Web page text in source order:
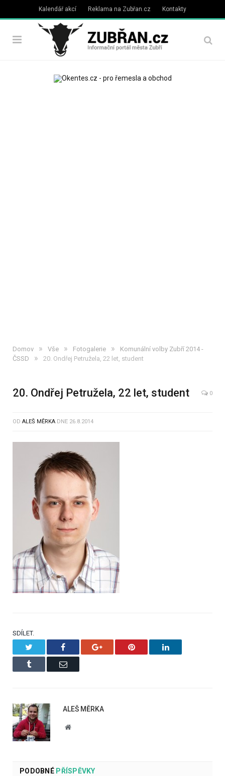
Kalendář akcí Reklama na Zubřan.cz Kontakty
Domov » Vše » Fotogalerie »
Komunální volby Zubří 2014 -
ČSSD
» 20. Ondřej Petružela, 22 let, student
20. Ondřej Petružela, 22 let, student
20. Ondřej Petružela, 22 let, student 0
OD ALEŠ MĚRKA DNE 26.8.2014
SDÍLET.
Facebook Google+ Pinterest LinkedIn
Tumblr Email
ALEŠ MĚRKA
Website
PODOBNÉPŘÍSPĚVKY